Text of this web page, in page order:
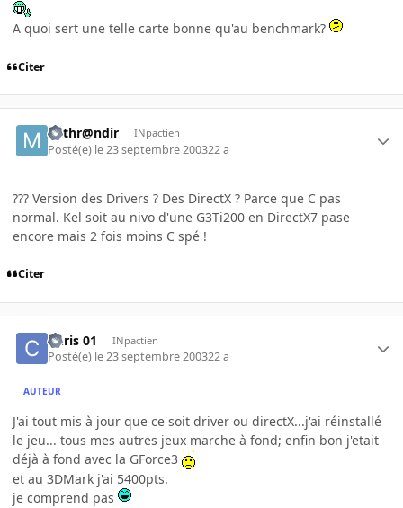
A quoi sert une telle carte bonne qu'au benchmark?
Citer
Mithr@ndir INpactien
Posté(e) le 23 septembre 200322 a
??? Version des Drivers ? Des DirectX ? Parce que C pas
normal. Kel soit au nivo d'une G3Ti200 en DirectX7 pase
encore mais 2 fois moins C spé !
Citer
Chris 01 INpactien
Posté(e) le 23 septembre 200322 a
AUTEUR
J'ai tout mis à jour que ce soit driver ou directX...j'ai réinstallé
le jeu... tous mes autres jeux marche à fond; enfin bon j'etait
déjà à fond avec la GForce3
et au 3DMark j'ai 5400pts.
je comprend pas